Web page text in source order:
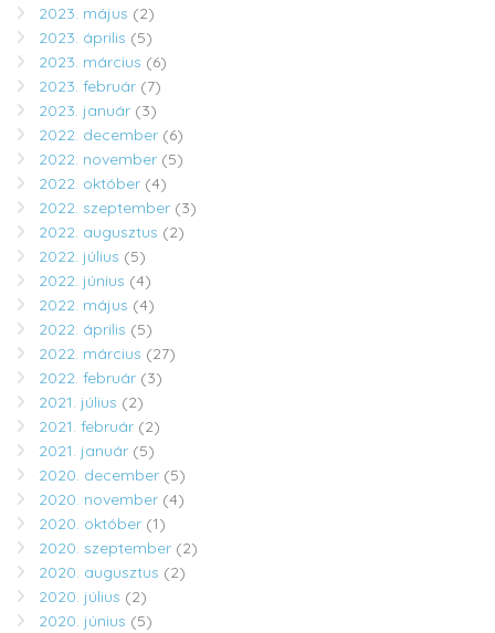
2023. május (2)
2023. április (5)
2023. március (6)
2023. február (7)
2023. január (3)
2022. december (6)
2022. november (5)
2022. október (4)
2022. szeptember (3)
2022. augusztus (2)
2022. július (5)
2022. június (4)
2022. május (4)
2022. április (5)
2022. március (27)
2022. február (3)
2021. július (2)
2021. február (2)
2021. január (5)
2020. december (5)
2020. november (4)
2020. október (1)
2020. szeptember (2)
2020. augusztus (2)
2020. július (2)
2020. június (5)